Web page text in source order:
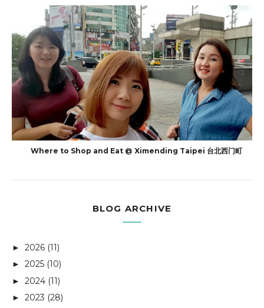
Where to Shop and Eat @ Ximending Taipei 台北西门町
BLOG ARCHIVE
► 2026 (11)
► 2025 (10)
► 2024 (11)
► 2023 (28)